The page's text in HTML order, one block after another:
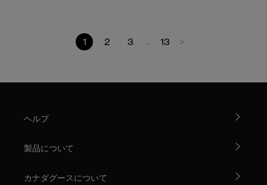
1 2 3 ... 13 >
ヘルプ
製品について
カナダグースについて